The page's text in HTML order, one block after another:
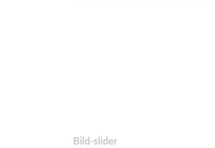
Bild-slider